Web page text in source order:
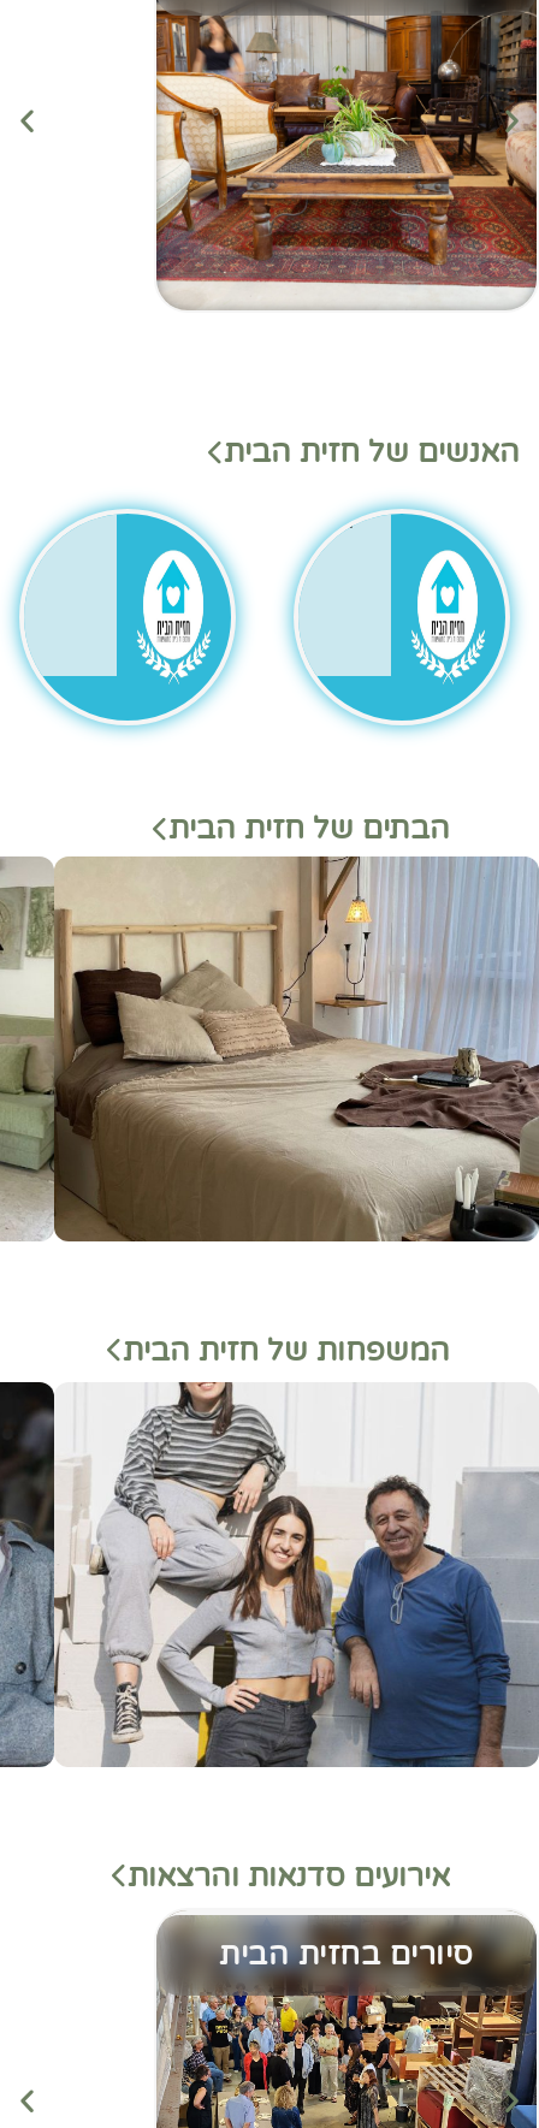
האנשים של חזית הבית
משמ
בהאנ
גר
הבתים של חזית הבית
המשפחות של חזית הבית
אירועים סדנאות והרצאות
סיורים בחזית הבית